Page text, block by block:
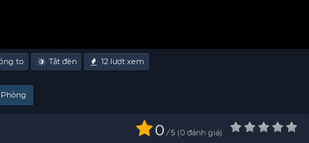
to Tắt đèn 12 lượt xem
0 / 5 0 đánh giá